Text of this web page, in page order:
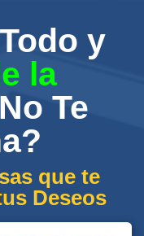
y
la
No Te
que te
Deseos